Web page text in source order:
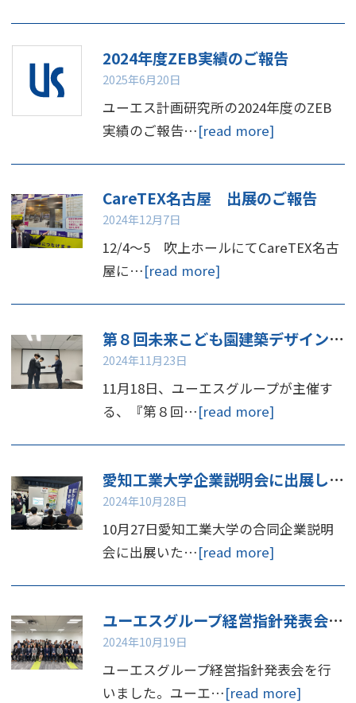
2024年度ZEB実績のご報告
2025年6月20日
ユーエス計画研究所の2024年度のZEB
実績のご報告…[read more]
CareTEX名古屋 出展のご報告
2024年12月7日
12/4～5 吹上ホールにてCareTEX名古
屋に…[read more]
第８回未来こども園建築デザインコンペ 表彰
2024年11月23日
11月18日、ユーエスグループが主催す
る、『第８回…[read more]
愛知工業大学企業説明会に出展しました
2024年10月28日
10月27日愛知工業大学の合同企業説明
会に出展いた…[read more]
ユーエスグループ経営指針発表会を行いました
2024年10月19日
ユーエスグループ経営指針発表会を行
いました。ユーエ…[read more]